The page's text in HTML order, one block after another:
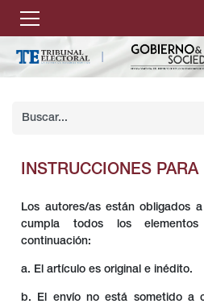
INSTRUCCIONES
Los autores/as están obligados
cumpla todos los
continuación:
a. El artículo es original e inédito.
b. El envío no está sometido a